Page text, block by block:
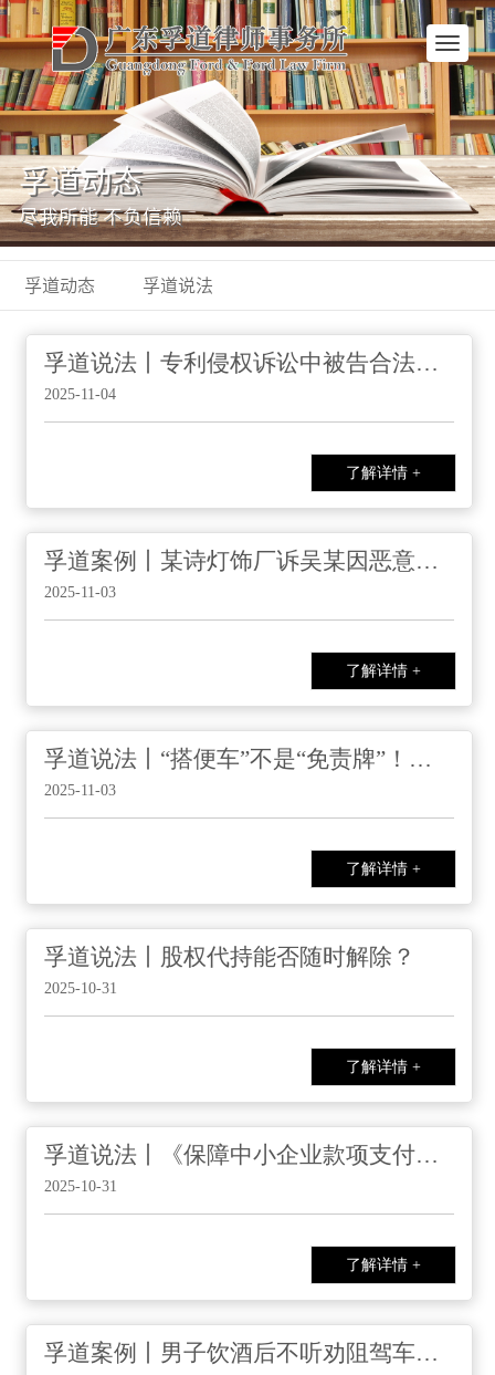
网
站
首
页
孚道动态
尽我所能 不负信赖
孚道动态 孚道说法
孚道说法丨专利侵权诉讼中被告合法来源抗辩的举证建议
2025-11-04
了解详情 +
孚道案例丨某诗灯饰厂诉吴某因恶意提起知识产权诉讼损害责任纠纷案
2025-11-03
了解详情 +
孚道说法丨“搭便车”不是“免责牌”！一文看懂好意同乘中的法律责任
2025-11-03
了解详情 +
孚道说法丨股权代持能否随时解除？
2025-10-31
了解详情 +
孚道说法丨《保障中小企业款项支付条例（2025修订）》
2025-10-31
了解详情 +
孚道案例丨男子饮酒后不听劝阻驾车身亡 律师理性分析化解纠纷